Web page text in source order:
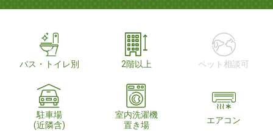
バス・トイレ別 2階以上 ペット相談可
駐車場
(近隣含)
室内洗濯機
置き場
エアコン